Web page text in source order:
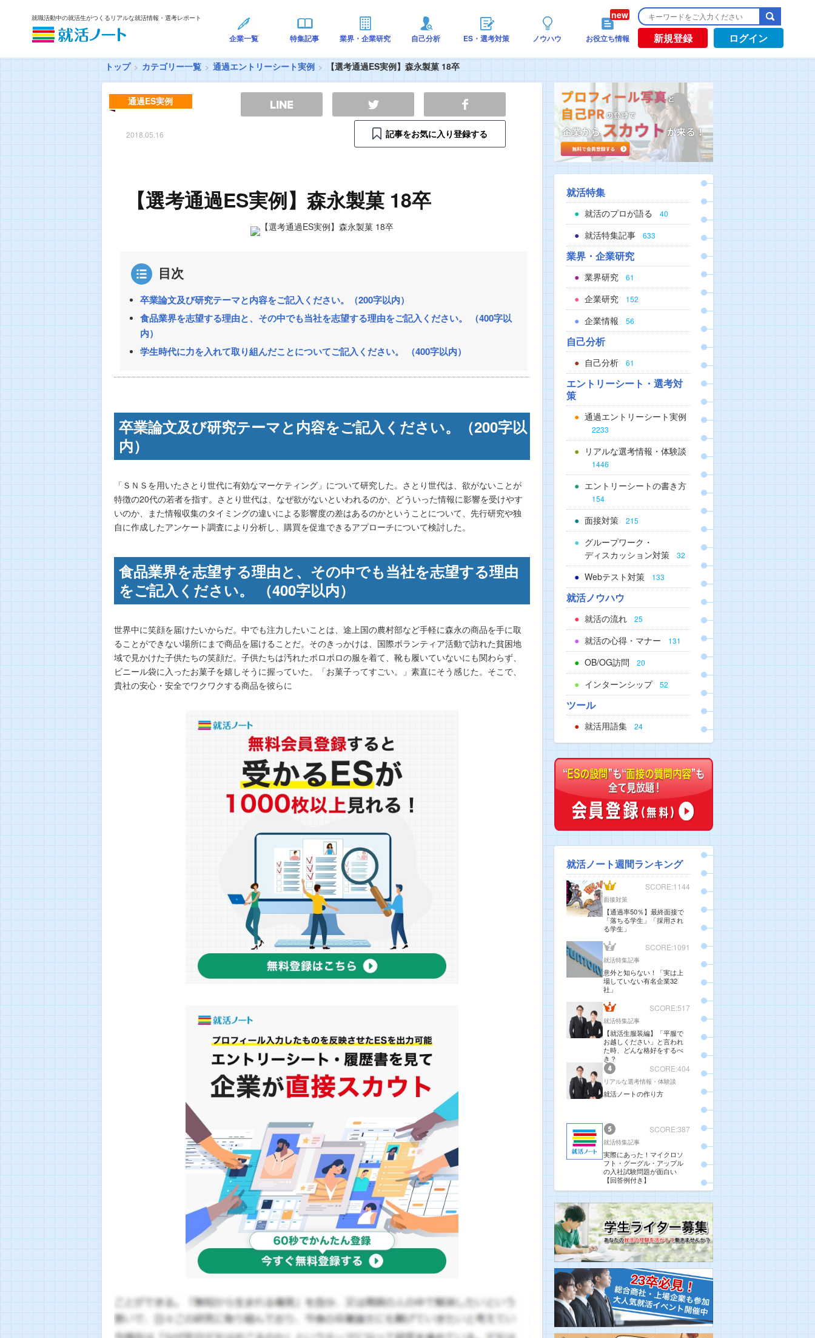
就職活動中の就活生がつくるリアルな就活情報・選考レポート
企業一覧 特集記事 業界・企業研究 自己分析 ES・選考対策 ノウハウ お役立ち情報 新規登録 ログイン
トップ カテゴリー一覧 通過エントリーシート実例 【選考通過ES実例】森永製菓 18卒
通過ES実例
2018.05.16 記事をお気に入り登録する
【選考通過ES実例】森永製菓 18卒
目次
卒業論文及び研究テーマと内容をご記入ください。（200字以内）
食品業界を志望する理由と、その中でも当社を志望する理由をご記入ください。 （400字以
内）
学生時代に力を入れて取り組んだことについてご記入ください。 （400字以内）
卒業論文及び研究テーマと内容をご記入ください。（200字以
内）
「ＳＮＳを用いたさとり世代に有効なマーケティング」について研究した。さとり世代は、欲がないことが
特徴の20代の若者を指す。さとり世代は、なぜ欲がないといわれるのか、どういった情報に影響を受けやす
いのか、また情報収集のタイミングの違いによる影響度の差はあるのかということについて、先行研究や独
自に作成したアンケート調査により分析し、購買を促進できるアプローチについて検討した。
食品業界を志望する理由と、その中でも当社を志望する理由
をご記入ください。 （400字以内）
世界中に笑顔を届けたいからだ。中でも注力したいことは、途上国の農村部など手軽に森永の商品を手に取
ることができない場所にまで商品を届けることだ。そのきっかけは、国際ボランティア活動で訪れた貧困地
域で見かけた子供たちの笑顔だ。子供たちは汚れたボロボロの服を着て、靴も履いていないにも関わらず、
ビニール袋に入ったお菓子を嬉しそうに握っていた。「お菓子ってすごい。」素直にそう感じた。そこで、
貴社の安心・安全でワクワクする商品を彼らに
就活特集
就活のプロが語る 40
就活特集記事 633
業界・企業研究
業界研究 61
企業研究 152
企業情報 56
自己分析
自己分析 61
エントリーシート・選考対
策
通過エントリーシート実例
2233
リアルな選考情報・体験談
1446
エントリーシートの書き方
154
面接対策 215
グループワーク・
ディスカッション対策
32
Webテスト対策 133
就活ノウハウ
就活の流れ 25
就活の心得・マナー 131
OB/OG訪問 20
インターンシップ 52
ツール
就活用語集 24
就活ノート週間ランキング
SCORE:1144
面接対策
【通過率50％】最終面接で
「落ちる学生」「採用され
る学生」
SCORE:1091
就活特集記事
意外と知らない！「実は上
場していない有名企業32
社」
SCORE:517
就活特集記事
【就活生服装編】「平服で
お越しください」と言われ
た時、どんな格好をするべ
き？
SCORE:404
リアルな選考情報・体験談
就活ノートの作り方
SCORE:387
就活特集記事
実際にあった！マイクロソ
フト・グーグル・アップル
の入社試験問題が面白い
【回答例付き】